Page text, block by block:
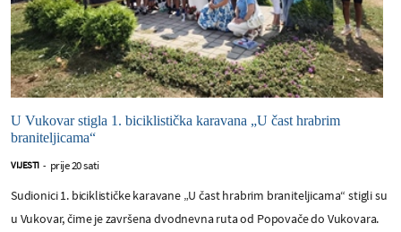
U Vukovar stigla 1. biciklistička karavana „U čast hrabrim
braniteljicama“
VIJESTI - prije 20 sati
Sudionici 1. biciklističke karavane „U čast hrabrim braniteljicama“ stigli su
u Vukovar, čime je završena dvodnevna ruta od Popovače do Vukovara.